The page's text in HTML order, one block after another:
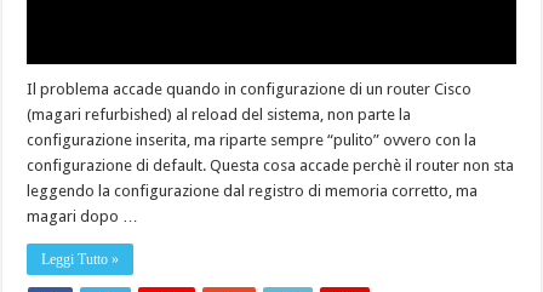
Il problema accade quando in configurazione di un router Cisco
(magari refurbished) al reload del sistema, non parte la
configurazione inserita, ma riparte sempre “pulito” ovvero con la
configurazione di default. Questa cosa accade perchè il router non sta
leggendo la configurazione dal registro di memoria corretto, ma
magari dopo …
Leggi Tutto »